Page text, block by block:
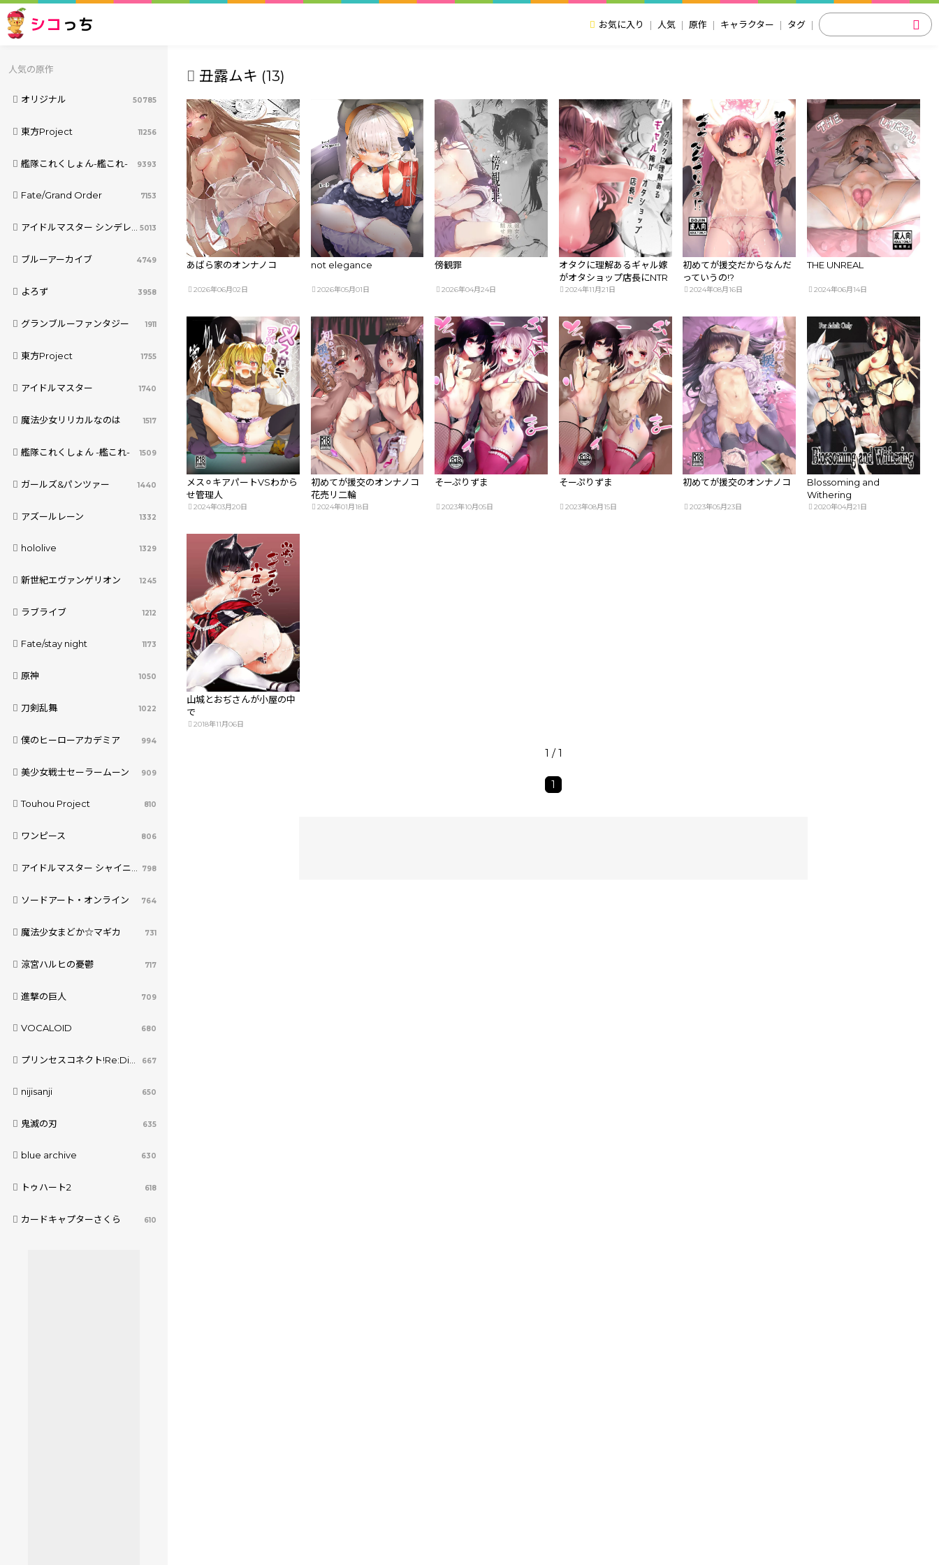
シコ っち お気に入り 人気 原作 キャラクター タグ
人気の原作
オリジナル 50785
東方Project 11256
艦隊これくしょん-艦これ- 9393
Fate/Grand Order 7153
アイドルマスター シンデレラガールズ 5013
ブルーアーカイブ 4749
よろず 3958
グランブルーファンタジー 1911
東方Project 1755
アイドルマスター 1740
魔法少女リリカルなのは 1517
艦隊これくしょん -艦これ- 1509
ガールズ&パンツァー 1440
アズールレーン 1332
hololive 1329
新世紀エヴァンゲリオン 1245
ラブライブ 1212
Fate/stay night 1173
原神 1050
刀剣乱舞 1022
僕のヒーローアカデミア 994
美少女戦士セーラームーン 909
Touhou Project 810
ワンピース 806
アイドルマスター シャイニーカラーズ 798
ソードアート・オンライン 764
魔法少女まどか☆マギカ 731
涼宮ハルヒの憂鬱 717
進撃の巨人 709
VOCALOID 680
プリンセスコネクト!Re:Dive 667
nijisanji 650
鬼滅の刃 635
blue archive 630
トゥハート2 618
カードキャプターさくら 610
丑露ムキ (13)
あばら家のオンナノコ
2026年06月02日
not elegance
2026年05月01日
傍観罪
2026年04月24日
オタクに理解あるギャル嫁
がオタショップ店長にNTR
れる話
2024年11月21日
初めてが援交だからなんだ
っていうの!?
2024年08月16日
THE UNREAL
2024年06月14日
メス⚪︎キアパートVSわから
せ管理人
2024年03月20日
初めてが援交のオンナノコ
花売リ二輪
2024年01月18日
そーぷりずま
2023年10月05日
そーぷりずま
2023年08月15日
初めてが援交のオンナノコ
2023年05月23日
Blossoming and
Withering
2020年04月21日
山城とおぢさんが小屋の中
で
2018年11月06日
1 / 1
1